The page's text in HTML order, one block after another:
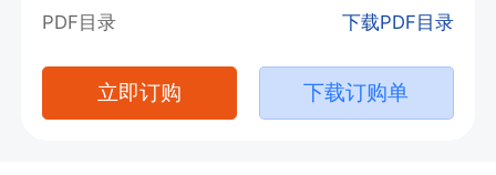
PDF目录 下载PDF目录
立即订购 下载订购单